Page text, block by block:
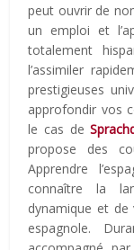
peut ouvrir de
un emploi et
totalement
l’assimiler
prestigieuses
approfondir vos
le cas de
propose des
Apprendre
connaître la
dynamique et
espagnole.